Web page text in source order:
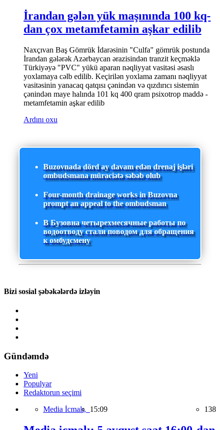
İrandan gələn yük maşınında 100 kq-
dan çox metamfetamin aşkar edilib
Naxçıvan Baş Gömrük İdarəsinin "Culfa" gömrük postunda
İrandan gələrək Azərbaycan ərazisindən tranzit keçməklə
Türkiyəyə "PVC" yükü aparan nəqliyyat vasitəsi əsaslı
yoxlamaya cəlb edilib. Keçirilən yoxlama zamanı nəqliyyat
vasitəsinin yanacaq qatqısı çənindən və qızdırıcı sistemin
çənindən maye halında 101 kq 400 qram psixotrop maddə -
metamfetamin aşkar edilib
Ardını oxu
Buzovnada dörd ay davam edən drenaj işləri
ombudsmana müraciətə səbəb olub
Four-month drainage works in Buzovna
prompt an appeal to the ombudsman
В Бузовна четырехмесячные работы по
водоотводу стали поводом для обращения
к омбудсмену
Bizi sosial şəbəkələrdə izləyin
Gündəmdə
Yeni
Populyar
Redaktorun seçimi
Media İcmalı, 15:09 138